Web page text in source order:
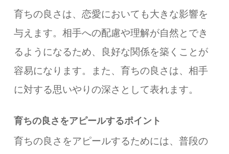
育ちの良さは、恋愛においても大きな影響を
与えます。相手への配慮や理解が自然とでき
るようになるため、良好な関係を築くことが
容易になります。また、育ちの良さは、相手
に対する思いやりの深さとして表れます。
育ちの良さをアピールするポイント
育ちの良さをアピールするためには、普段の